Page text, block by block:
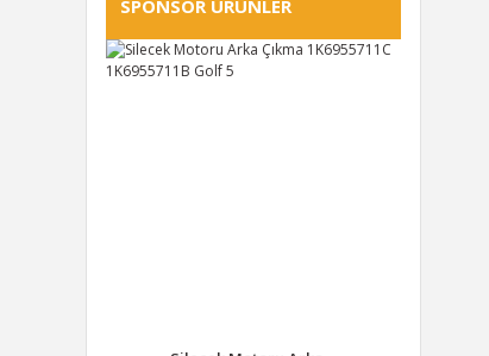
SPONSOR ÜRÜNLER